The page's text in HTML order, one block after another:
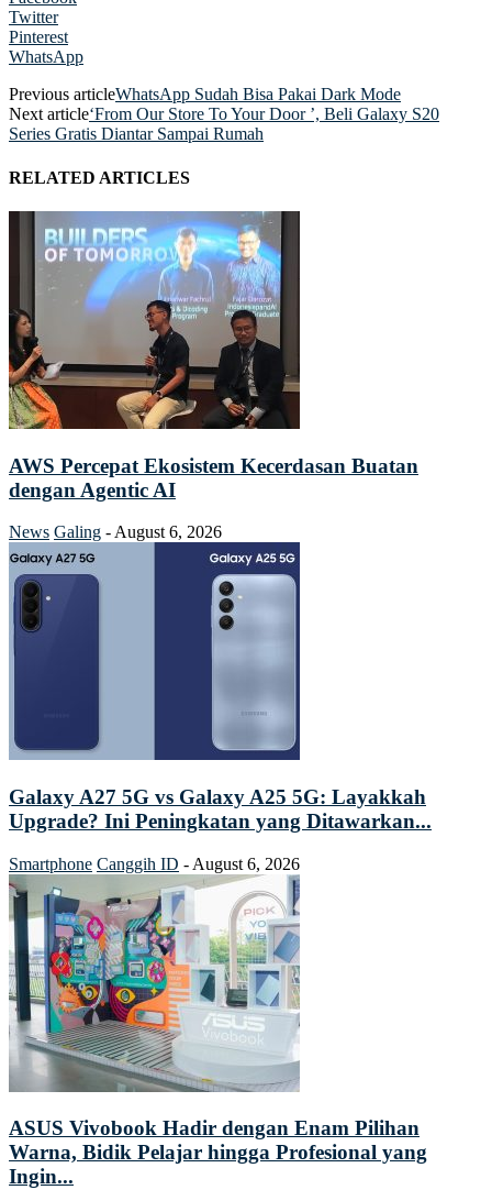
Twitter
Pinterest
WhatsApp
Previous articleWhatsApp Sudah Bisa Pakai Dark Mode
Next article‘From Our Store To Your Door ’, Beli Galaxy S20
Series Gratis Diantar Sampai Rumah
RELATED ARTICLES
AWS Percepat Ekosistem Kecerdasan Buatan
dengan Agentic AI
News Galing - August 6, 2026
Galaxy A27 5G vs Galaxy A25 5G: Layakkah
Upgrade? Ini Peningkatan yang Ditawarkan...
Smartphone Canggih ID - August 6, 2026
ASUS Vivobook Hadir dengan Enam Pilihan
Warna, Bidik Pelajar hingga Profesional yang
Ingin...